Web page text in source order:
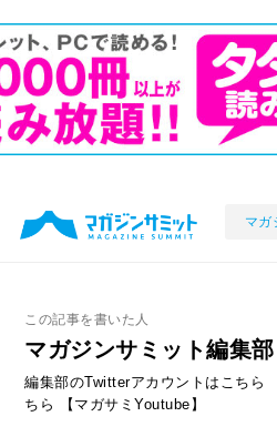
マガ
この記事を書いた人
マガジンサミット編集部
編集部のTwitterアカウントはこちら
ちら
【マガサミYoutube】